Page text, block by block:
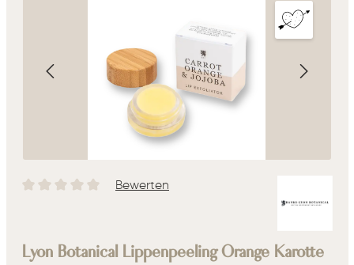
Durchschnittliche Bewertung von 0 von 5 Sternen
Bewerten
Lyon Botanical Lippenpeeling Orange Karotte